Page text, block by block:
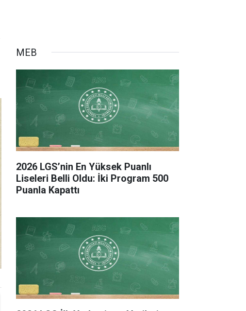
MEB
2026 LGS’nin En Yüksek Puanlı
Liseleri Belli Oldu: İki Program 500
Puanla Kapattı